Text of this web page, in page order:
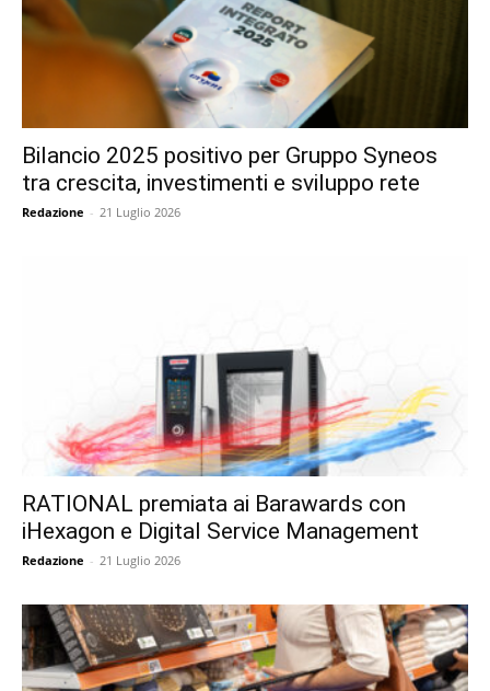
Bilancio 2025 positivo per Gruppo Syneos
tra crescita, investimenti e sviluppo rete
Redazione - 21 Luglio 2026
RATIONAL premiata ai Barawards con
iHexagon e Digital Service Management
Redazione - 21 Luglio 2026